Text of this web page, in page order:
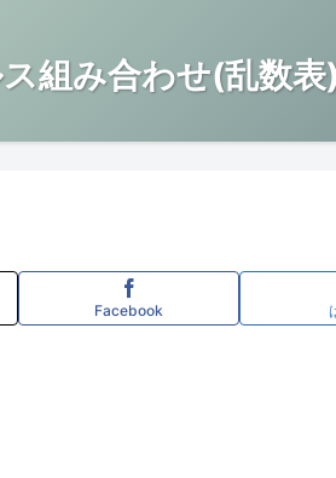
組み合わせ(乱数
Facebook